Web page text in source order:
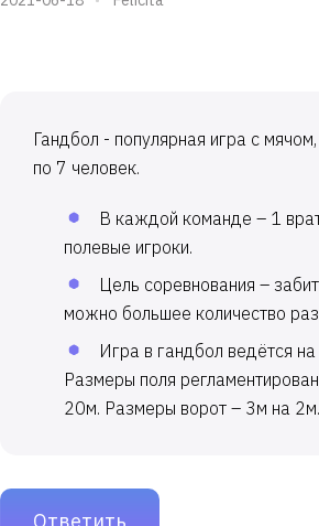
Гандбол - популярная игра с
по 7 человек.
В каждой команде – 1
полевые игроки.
Цель соревнования –
можно большее количество
Игра в гандбол ведётся
Размеры поля
20м. Размеры ворот – 3м на 2м.